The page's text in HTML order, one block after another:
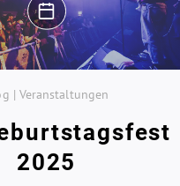
| Veranstaltungen
2025